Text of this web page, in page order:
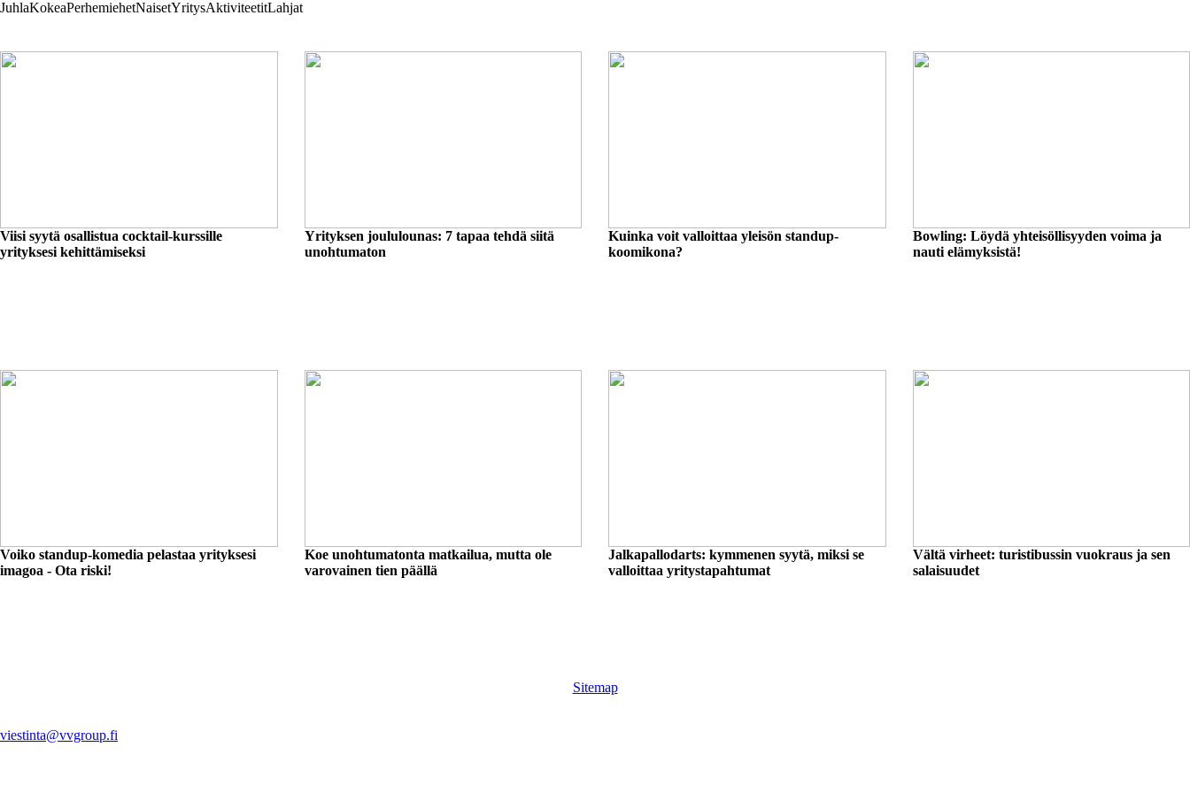
JuhlaKokeaPerhemiehetNaisetYritysAktiviteetitLahjat
Viisi syytä osallistua cocktail-kurssille
yrityksesi kehittämiseksi
Yrityksen joululounas: 7 tapaa tehdä siitä
unohtumaton
Kuinka voit valloittaa yleisön standup-
koomikona?
Bowling: Löydä yhteisöllisyyden voima ja
nauti elämyksistä!
Voiko standup-komedia pelastaa yrityksesi
imagoa - Ota riski!
Koe unohtumatonta matkailua, mutta ole
varovainen tien päällä
Jalkapallodarts: kymmenen syytä, miksi se
valloittaa yritystapahtumat
Vältä virheet: turistibussin vuokraus ja sen
salaisuudet
Sitemap
viestinta@vvgroup.fi